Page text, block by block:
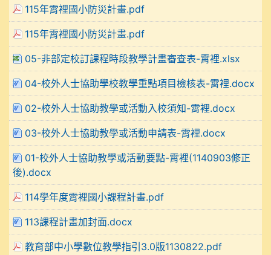
115年霄裡國小防災計畫.pdf
115年霄裡國小防災計畫.pdf
05-非部定校訂課程時段教學計畫審查表-霄裡.xlsx
04-校外人士協助學校教學重點項目檢核表-霄裡.docx
02-校外人士協助教學或活動入校須知-霄裡.docx
03-校外人士協助教學或活動申請表-霄裡.docx
01-校外人士協助教學或活動要點-霄裡(1140903修正
後).docx
114學年度霄裡國小課程計畫.pdf
113課程計畫加封面.docx
教育部中小學數位教學指引3.0版1130822.pdf